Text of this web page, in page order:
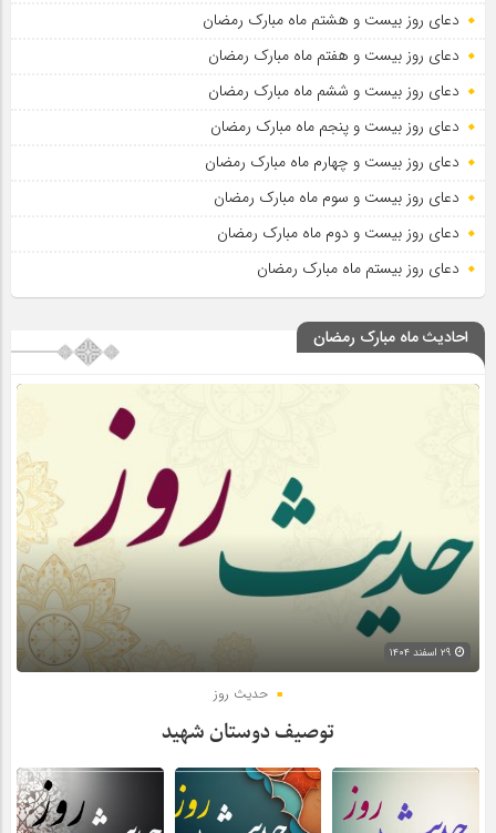
دعای روز بیست و هشتم ماه مبارک رمضان
دعای روز بیست و هفتم ماه مبارک رمضان
دعای روز بیست و ششم ماه مبارک رمضان
دعای روز بیست و پنجم ماه مبارک رمضان
دعای روز بیست و چهارم ماه مبارک رمضان
دعای روز بیست و سوم ماه مبارک رمضان
دعای روز بیست و دوم ماه مبارک رمضان
دعای روز بیستم ماه مبارک رمضان
احادیث ماه مبارک رمضان
حدیث روز
توصیف دوستان شهید